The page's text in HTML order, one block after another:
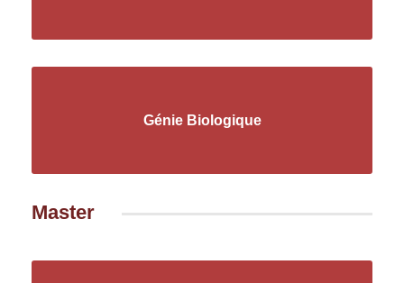
Génie Biologique
Master